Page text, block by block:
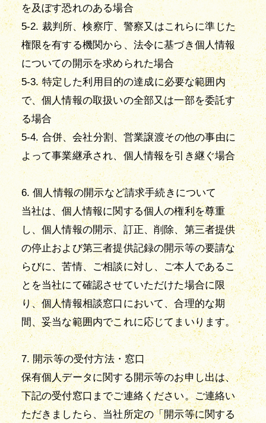
を及ぼす恐れのある場合
5-2. 裁判所、検察庁、警察又はこれらに準じた
権限を有する機関から、法令に基づき個人情報
についての開示を求められた場合
5-3. 特定した利用目的の達成に必要な範囲内
で、個人情報の取扱いの全部又は一部を委託す
る場合
5-4. 合併、会社分割、営業譲渡その他の事由に
よって事業継承され、個人情報を引き継ぐ場合
6. 個人情報の開示など請求手続きについて
当社は、個人情報に関する個人の権利を尊重
し、個人情報の開示、訂正、削除、第三者提供
の停止および第三者提供記録の開示等の要請な
らびに、苦情、ご相談に対し、ご本人であるこ
とを当社にて確認させていただけた場合に限
り、個人情報相談窓口において、合理的な期
間、妥当な範囲内でこれに応じてまいります。
7. 開示等の受付方法・窓口
保有個人データに関する開示等のお申し出は、
下記の受付窓口までご連絡ください。ご連絡い
ただきましたら、当社所定の「開示等に関する